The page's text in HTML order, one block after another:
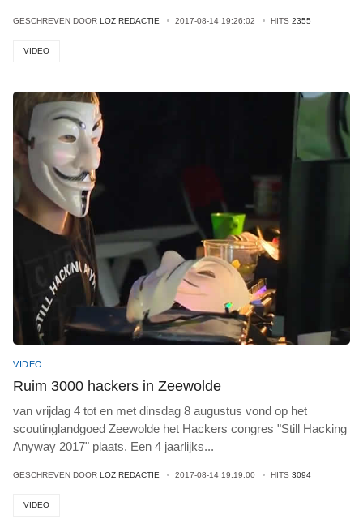
GESCHREVEN DOOR LOZ REDACTIE 2017-08-14 19:26:02 HITS 2355
VIDEO
VIDEO
Ruim 3000 hackers in Zeewolde
van vrijdag 4 tot en met dinsdag 8 augustus vond op het
scoutinglandgoed Zeewolde het Hackers congres "Still Hacking
Anyway 2017" plaats. Een 4 jaarlijks...
GESCHREVEN DOOR LOZ REDACTIE 2017-08-14 19:19:00 HITS 3094
VIDEO